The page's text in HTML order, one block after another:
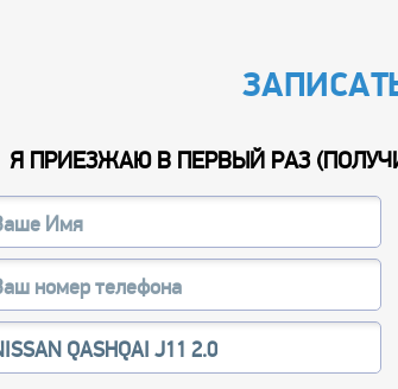
Я ПРИЕЗЖАЮ В ПЕРВЫЙ РАЗ (